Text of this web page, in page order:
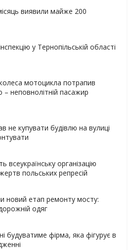
виявили майже 200
у Тернопільській області
мотоцикла потрапив
– неповнолітній пасажир
не купувати будівлю на вулиці
організацію
польських репресій
новий етап ремонту мосту:
одяг
будуватиме фірма, яка фігурує в